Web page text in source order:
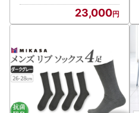
レディース 婦人 プレゼ
ント ギフト【mika001
】
23,000